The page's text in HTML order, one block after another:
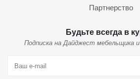
Партнерство
Будьте всегда в
Подписка на Дайджест мебельщика